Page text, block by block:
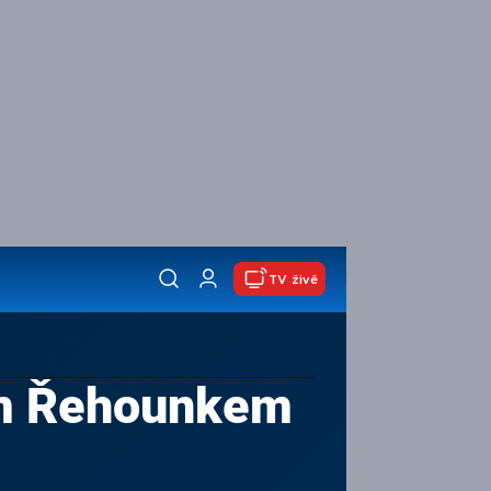
TV živě
Řehounkem